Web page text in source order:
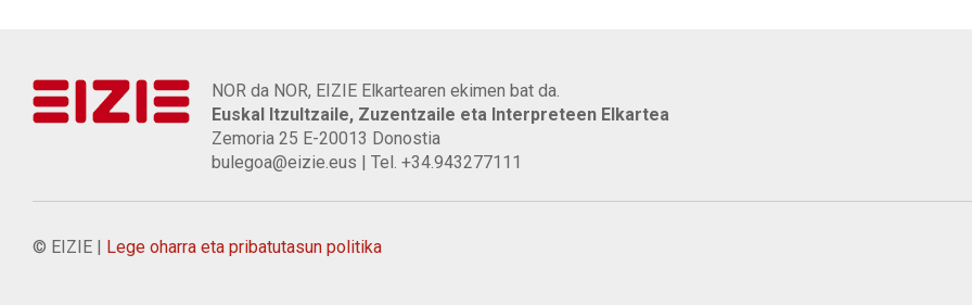
NOR da NOR, EIZIE Elkartearen ekimen bat da.
Euskal Itzultzaile, Zuzentzaile eta Interpreteen Elkartea
Zemoria 25 E-20013 Donostia
bulegoa@eizie.eus | Tel. +34.943277111
© EIZIE | Lege oharra eta pribatutasun politika